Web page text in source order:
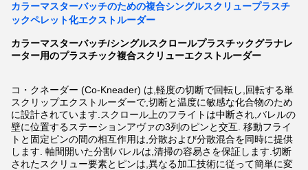
カラーマスターバッチのための複合シングルスクリュープラスチ
ックペレット化エクストルーダー
カラーマスターバッチ/シングルスクロールプラスチックグラナレ
ーター用のプラスチック複合スクリューエクストルーダー
コ・クネーダー (Co-Kneader) は,軽度の切断で回転し,回転する単
スクリップエクストルーダーで,切断と温度に敏感な化合物のため
に設計されています.スクロール上のフライトは中断され,バレルの
壁に位置するステーションアヴァの3列のピンと交互. 移動フライ
トと固定ピンの間の相互作用は,分散および分散混合を同時に提供
します. 軸間開いた分割バレルは,清掃の容易さを保証します.切断
されたスクリュー要素とピンは,異なる加工技術に従って簡単に変